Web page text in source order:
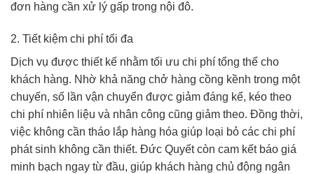
đơn hàng cần xử lý gấp trong nội đô.
2. Tiết kiệm chi phí tối đa
Dịch vụ được thiết kế nhằm tối ưu chi phí tổng thể cho
khách hàng. Nhờ khả năng chở hàng cồng kềnh trong một
chuyến, số lần vận chuyển được giảm đáng kể, kéo theo
chi phí nhiên liệu và nhân công cũng giảm theo. Đồng thời,
việc không cần tháo lắp hàng hóa giúp loại bỏ các chi phí
phát sinh không cần thiết. Đức Quyết còn cam kết báo giá
minh bạch ngay từ đầu, giúp khách hàng chủ động ngân